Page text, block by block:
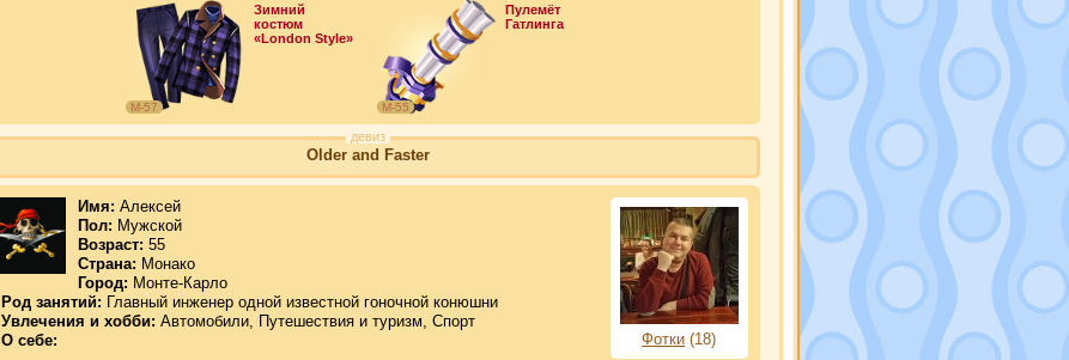
М-57
Зимний
костюм
«London Style»
М-55
Пулемёт
Гатлинга
девиз
Older and Faster
Фотки (18)
Имя: Алексей
Пол: Мужской
Возраст: 55
Страна: Монако
Город: Монте-Карло
Род занятий: Главный инженер одной известной гоночной конюшни
Увлечения и хобби: Автомобили, Путешествия и туризм, Спорт
О себе: